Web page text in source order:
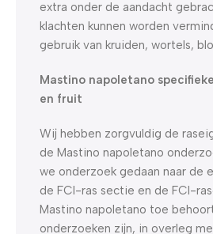
extra onder de aandacht
klachten kunnen worden
gebruik van kruiden, wortels,
Mastino napoletano
en fruit
Wij hebben zorgvuldig de
de Mastino napoletano
we onderzoek gedaan naar de
de FCI-ras sectie en de FCI-
Mastino napoletano toe
onderzoeken zijn, in overleg